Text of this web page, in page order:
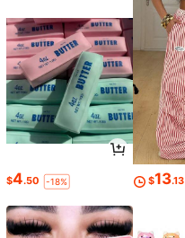
$4.50 -18% $13.13